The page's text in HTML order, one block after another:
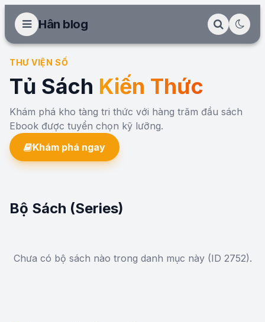
Hân blog
THƯ VIỆN SỐ
Tủ Sách Kiến Thức
Khám phá kho tàng tri thức với hàng trăm đầu sách
Ebook được tuyển chọn kỹ lưỡng.
Khám phá ngay
Bộ Sách (Series)
Chưa có bộ sách nào trong danh mục này (ID 2752).